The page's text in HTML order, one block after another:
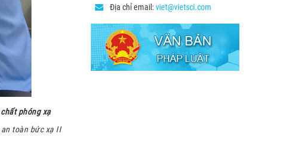
phóng xạ
toàn bức xạ II
Địa chỉ email:viet@vietsci.com